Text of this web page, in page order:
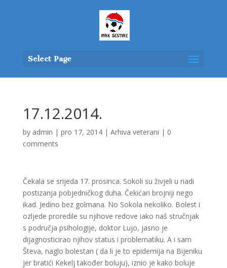
Select Page
17.12.2014.
by admin | pro 17, 2014| Arhiva veterani | 0
comments
Čekala se srijeda 17. prosinca. Sokoli su živjeli u nadi
postizanja pobjedničkog duha. Čekićari brojniji nego
ikad. Jedino bez golmana. No Sokola nekoliko. Bolest i
ozljede proredile su njihove redove iako naš stručnjak
s područja psihologije, doktor Lujo, jasno je
dijagnosticirao njihov status i problematiku. A i sam
Števa, naglo bolestan ( da li je to epidemija na Bijeniku
jer bratići Kekelj također boluju), iznio je kako boluje